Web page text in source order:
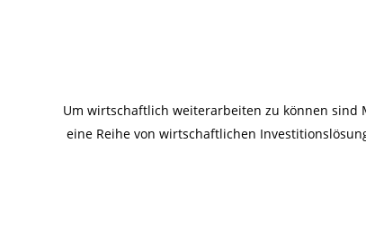
Um wirtschaftlich weiterarbeiten zu können
eine Reihe von wirtschaftlichen